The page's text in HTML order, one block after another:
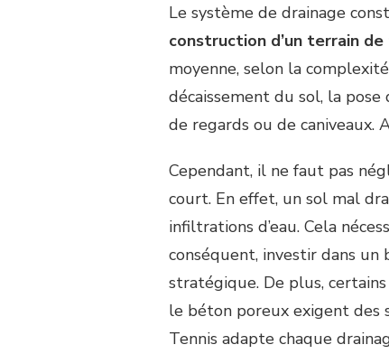
Le système de drainage
construction d’un terrain
moyenne, selon la
décaissement du sol, la
de regards ou de caniveaux.
Cependant, il ne faut pas
court. En effet, un sol mal
infiltrations d’eau. Cela
conséquent, investir dans un
stratégique. De plus,
le béton poreux exigent des
Tennis adapte chaque